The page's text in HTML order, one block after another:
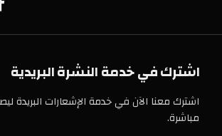
اشترك في خدمة النشرة البريدية
اشترك معنا الآن في خدمة الإشعارات البريدة ليصلك
مباشرة.